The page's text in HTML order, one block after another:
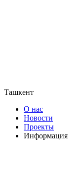
Ташкент
О нас
Новости
Проекты
Информация